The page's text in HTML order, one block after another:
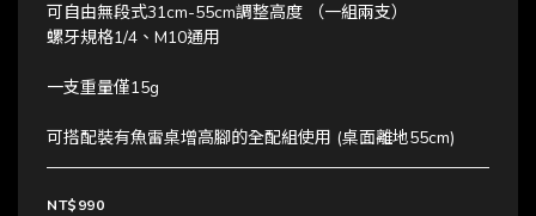
可自由無段式31cm-55cm調整高度 （一組兩支）
螺牙規格1/4、M10通用
一支重量僅15g
可搭配裝有魚雷桌增高腳的全配組使用 (桌面離地55cm)
NT$990